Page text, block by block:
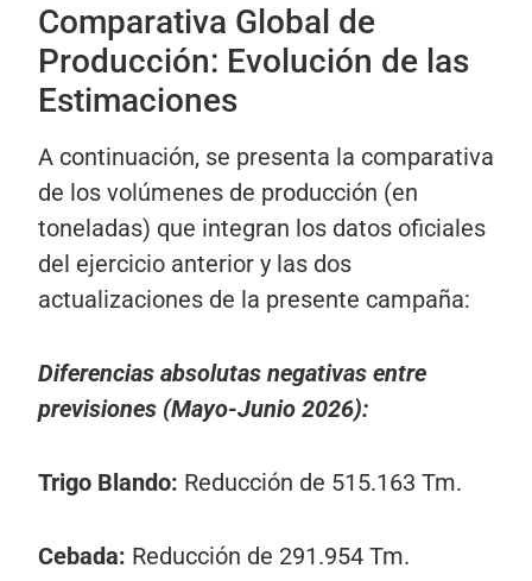
Comparativa Global de
Producción: Evolución de las
Estimaciones
A continuación, se presenta la comparativa
de los volúmenes de producción (en
toneladas) que integran los datos oficiales
del ejercicio anterior y las dos
actualizaciones de la presente campaña:
Diferencias absolutas negativas entre
previsiones (Mayo-Junio 2026):
Trigo Blando: Reducción de 515.163 Tm.
Cebada: Reducción de 291.954 Tm.